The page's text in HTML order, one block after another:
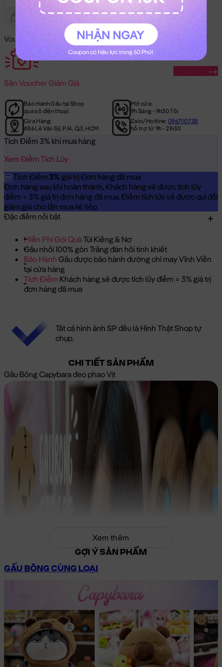
Gửi Tặng Hết Hàng
Voucher Mã Khuyến Mãi:
Săn Voucher Giảm Giá
Bảo Hành Gấu tại Shop
qua số điện thoại
Mở cửa:
9h Sáng - 9h30 Tối
Cửa Hàng:
486 Lê Văn Sỹ, P.14, Q.3, HCM
Zalo/Hotline:0967110738
hỗ trợ từ 9h - 21h30
Tích Điểm 3% khi mua hàng
Xem Điểm Tích Lũy
Tích Điểm 3% giá trị Đơn hàng đã mua
Đơn hàng sau khi hoàn thành, Khách hàng sẽ được tích lũy
điểm = 3% giá trị đơn hàng đã mua. Điểm tích lũy sẽ được qui đổi
giảm giá cho lần mua kế tiếp
Đặc điểm nổi bật
Miễn Phí Gói QuàTúi Kiếng & Nơ
Gấu nhồi 100% gòn Trắng đàn hồi tinh khiết
Bảo Hành Gấu được bảo hành đường chỉ may Vĩnh Viễn
tại cửa hàng
Tích Điểm Khách hàng sẽ được tích lũy điểm = 3% giá trị
đơn hàng đã mua
Tất cả hình ảnh SP đều là Hình Thật Shop tự
chụp.
CHI TIẾT SẢN PHẨM
Gấu Bông Capybara đeo phao Vịt
Xem thêm
GỢI Ý SẢN PHẨM
GẤU BÔNG CÙNG LOẠI